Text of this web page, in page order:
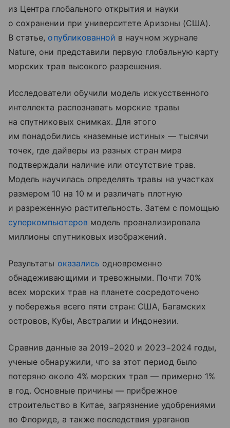
из Центра глобального открытия и науки
о сохранении при университете Аризоны (США).
В статье, опубликованной в научном журнале
Nature, они представили первую глобальную карту
морских трав высокого разрешения.
Исследователи обучили модель искусственного
интеллекта распознавать морские травы
на спутниковых снимках. Для этого
им понадобились «наземные истины» — тысячи
точек, где дайверы из разных стран мира
подтверждали наличие или отсутствие трав.
Модель научилась определять травы на участках
размером 10 на 10 м и различать плотную
и разреженную растительность. Затем с помощью
суперкомпьютеров модель проанализировала
миллионы спутниковых изображений.
Результаты оказались одновременно
обнадеживающими и тревожными. Почти 70%
всех морских трав на планете сосредоточено
у побережья всего пяти стран: США, Багамских
островов, Кубы, Австралии и Индонезии.
Сравнив данные за 2019−2020 и 2023−2024 годы,
ученые обнаружили, что за этот период было
потеряно около 4% морских трав — примерно 1%
в год. Основные причины — прибрежное
строительство в Китае, загрязнение удобрениями
во Флориде, а также последствия ураганов